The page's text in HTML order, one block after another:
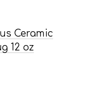
Ceramic
12 oz